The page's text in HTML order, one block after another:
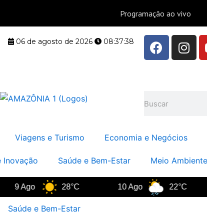
06 de agosto de 2026 08:37:39
F
a
o
I
n
m
Viagens e Turismo Economia e Negócios
Inovação Saúde e Bem-Estar Meio
9 Ago 28°C 10 Ago 22°C
Saúde e Bem-Estar